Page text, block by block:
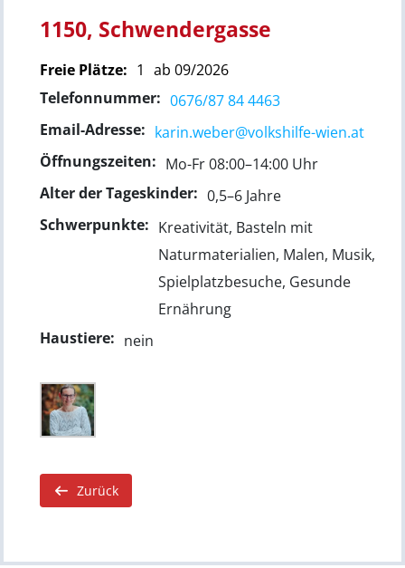
1150, Schwendergasse
Freie Plätze: 1 ab 09/2026
Telefonnummer: 0676/87 84 4463
Email-Adresse: karin.weber@volkshilfe-wien.at
Öffnungszeiten: Mo-Fr 08:00–14:00 Uhr
Alter der Tageskinder: 0,5–6 Jahre
Schwerpunkte: Kreativität, Basteln mit
Naturmaterialien, Malen, Musik,
Spielplatzbesuche, Gesunde
Ernährung
Haustiere: nein
Zurück